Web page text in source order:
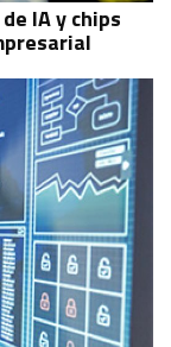
IA y chips